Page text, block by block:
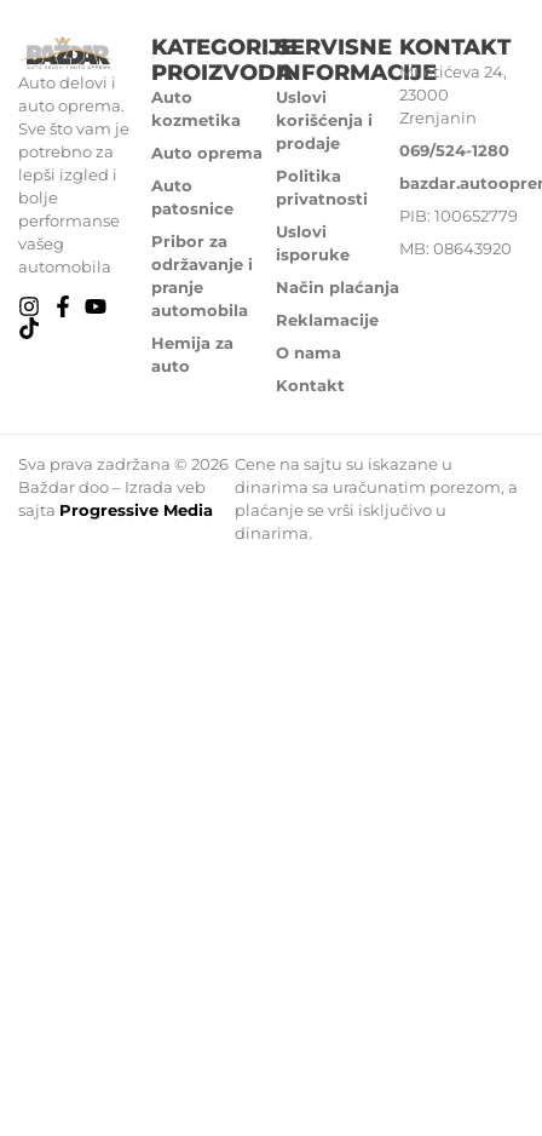
Auto delovi i
auto oprema.
Sve što vam je
potrebno za
lepši izgled i
bolje
performanse
vašeg
automobila
KATEGORIJE
PROIZVODA
Auto
kozmetika
Auto oprema
Auto
patosnice
Pribor za
održavanje i
pranje
automobila
Hemija za
auto
SERVISNE
INFORMACIJE
Uslovi
korišćenja i
prodaje
Politika
privatnosti
Uslovi
isporuke
Način plaćanja
Reklamacije
O nama
Kontakt
KONTAKT
Miletićeva 24,
23000
Zrenjanin
069/524-1280
PIB: 100652779
MB: 08643920
Sva prava zadržana © 2026
Baždar doo – Izrada veb
sajta Progressive Media
Cene na sajtu su iskazane u
dinarima sa uračunatim porezom, a
plaćanje se vrši isključivo u
dinarima.